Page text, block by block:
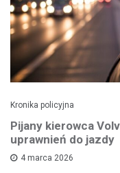
Kronika policyjna
Pijany kierowca
uprawnień do jazdy
4 marca 2026